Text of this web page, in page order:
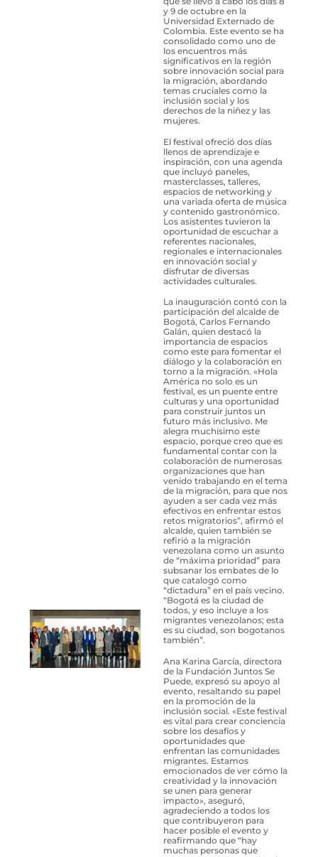
y 9 de octubre en la
Universidad Externado de
Colombia. Este evento se ha
consolidado como uno de
los encuentros más
significativos en la región
sobre innovación social para
la migración, abordando
temas cruciales como la
inclusión social y los
derechos de la niñez y las
mujeres.
El festival ofreció dos días
llenos de aprendizaje e
inspiración, con una agenda
que incluyó paneles,
masterclasses, talleres,
espacios de networking y
una variada oferta de música
y contenido gastronómico.
Los asistentes tuvieron la
oportunidad de escuchar a
referentes nacionales,
regionales e internacionales
en innovación social y
disfrutar de diversas
actividades culturales.
La inauguración contó con la
participación del alcalde de
Bogotá, Carlos Fernando
Galán, quien destacó la
importancia de espacios
como este para fomentar el
diálogo y la colaboración en
torno a la migración. «Hola
América no solo es un
festival, es un puente entre
culturas y una oportunidad
para construir juntos un
futuro más inclusivo. Me
alegra muchísimo este
espacio, porque creo que es
fundamental contar con la
colaboración de numerosas
organizaciones que han
venido trabajando en el tema
de la migración, para que nos
ayuden a ser cada vez más
efectivos en enfrentar estos
retos migratorios”, afirmó el
alcalde, quien también se
refirió a la migración
venezolana como un asunto
de “máxima prioridad” para
subsanar los embates de lo
que catalogó como
“dictadura” en el país vecino.
“Bogotá es la ciudad de
todos, y eso incluye a los
migrantes venezolanos; esta
es su ciudad, son bogotanos
también”.
Ana Karina García, directora
de la Fundación Juntos Se
Puede, expresó su apoyo al
evento, resaltando su papel
en la promoción de la
inclusión social. «Este festival
es vital para crear conciencia
sobre los desafíos y
oportunidades que
enfrentan las comunidades
migrantes. Estamos
emocionados de ver cómo la
creatividad y la innovación
se unen para generar
impacto», aseguró,
agradeciendo a todos los
que contribuyeron para
hacer posible el evento y
reafirmando que “hay
muchas personas que